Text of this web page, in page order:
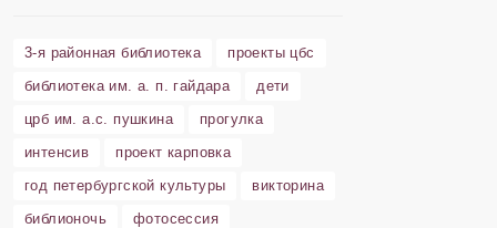
3-я районная библиотека
проекты цбс
библиотека им. а. п. гайдара
дети
црб им. а.с. пушкина
прогулка
интенсив
проект карповка
год петербургской культуры
викторина
библионочь
фотосессия